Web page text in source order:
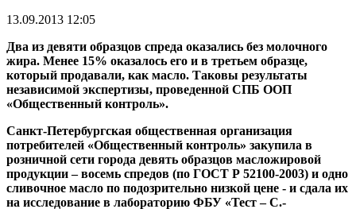
13.09.2013 12:05
Два из девяти образцов спреда оказались без молочного
жира. Менее 15% оказалось его и в третьем образце,
который продавали, как масло. Таковы результаты
независимой экспертизы, проведенной СПБ ООП
«Общественный контроль».
Санкт-Петербургская общественная организация
потребителей «Общественный контроль» закупила в
розничной сети города девять образцов масложировой
продукции – восемь спредов (по ГОСТ Р 52100-2003) и одно
сливочное масло по подозрительно низкой цене - и сдала их
на исследование в лабораторию ФБУ «Тест – С.-